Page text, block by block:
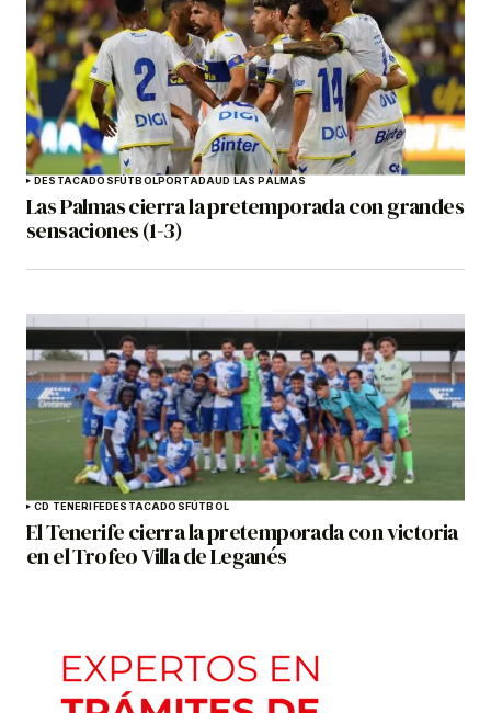
DESTACADOSFÚTBOLPORTADAUD LAS PALMAS
Las Palmas cierra la pretemporada con grandes
sensaciones (1-3)
CD TENERIFEDESTACADOSFÚTBOL
El Tenerife cierra la pretemporada con victoria
en el Trofeo Villa de Leganés